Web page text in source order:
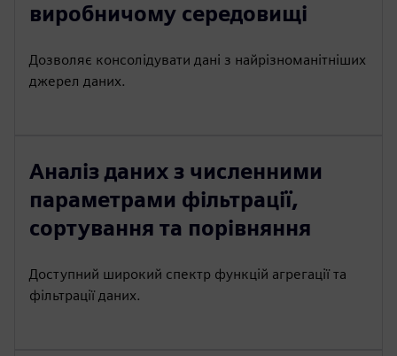
виробничому середовищі
Дозволяє консолідувати дані з найрізноманітніших
джерел даних.
Аналіз даних з численними
параметрами фільтрації,
сортування та порівняння
Доступний широкий спектр функцій агрегації та
фільтрації даних.